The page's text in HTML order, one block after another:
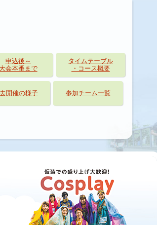
申込後～
大会本番まで
タイムテーブル
・コース概要
開催の様子 参加チーム一覧